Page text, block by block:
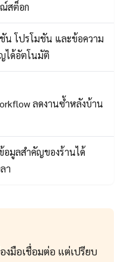
สต็อก
น โปรโมชัน และข้อความ
ได้อัตโนมัติ
ลดงานซ้ำหลังบ้าน
อมูลสำคัญของร้านได้
า
งมือเชื่อมต่อ แต่เปรียบ